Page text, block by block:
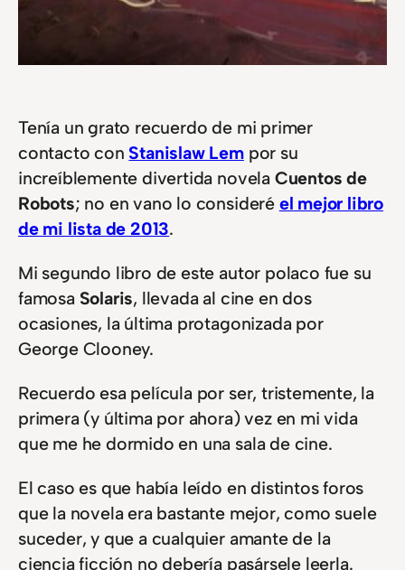
Tenía un grato recuerdo de mi primer
contacto con Stanislaw Lempor su
increíblemente divertida novela Cuentos de
Robots; no en vano lo consideré el mejor libro
de mi lista de 2013.
Mi segundo libro de este autor polaco fue su
famosa Solaris, llevada al cine en dos
ocasiones, la última protagonizada por
George Clooney.
Recuerdo esa película por ser, tristemente, la
primera (y última por ahora) vez en mi vida
que me he dormido en una sala de cine.
El caso es que había leído en distintos foros
que la novela era bastante mejor, como suele
suceder, y que a cualquier amante de la
ciencia ficción no debería pasársele leerla.